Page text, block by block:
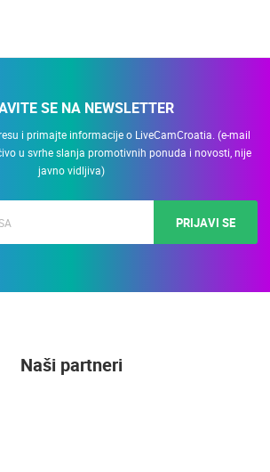
SE NA NEWSLETTER
i primajte informacije o LiveCamCroatia. (e-mail
u svrhe slanja promotivnih ponuda i novosti, nije
javno vidljiva)
PRIJAVI SE
Naši partneri